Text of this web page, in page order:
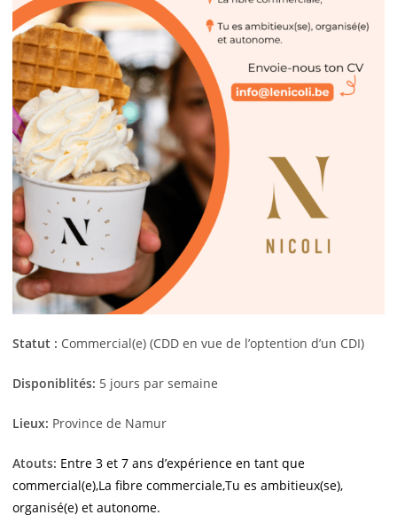
Statut : Commercial(e) (CDD en vue de l’optention d’un CDI)
Disponiblités: 5 jours par semaine
Lieux: Province de Namur
Atouts: Entre 3 et 7 ans d’expérience en tant que
commercial(e),La fibre commerciale,Tu es ambitieux(se),
organisé(e) et autonome.